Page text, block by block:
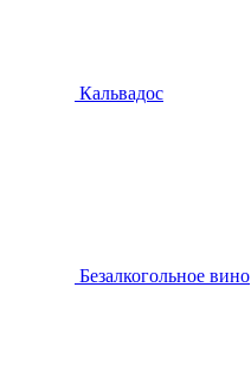
Кальвадос
Безалкогольное вино